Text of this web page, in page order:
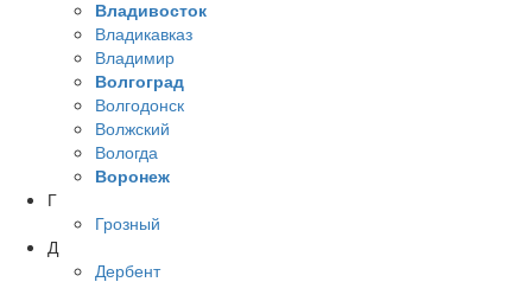
Владивосток
Владикавказ
Владимир
Волгоград
Волгодонск
Волжский
Вологда
Воронеж
Г
Грозный
Д
Дербент